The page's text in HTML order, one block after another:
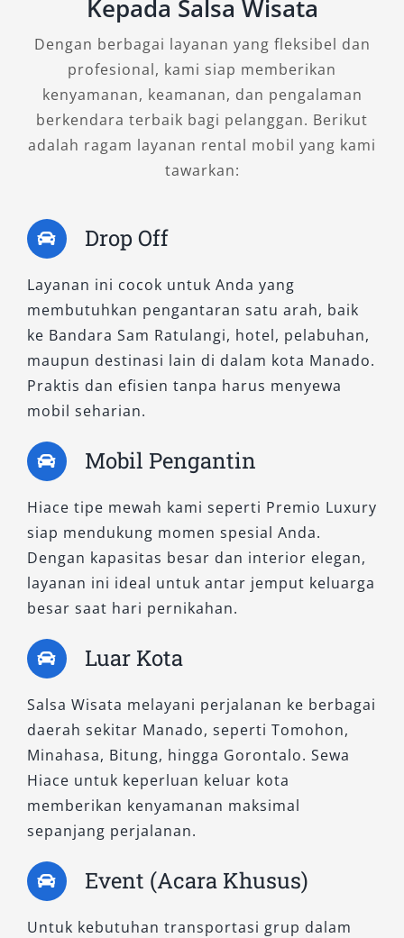
Premio Luxury sangat ideal digunakan sebagai
kendaraan antar jemput tamu penting dari
Bandara Sam Ratulangi, atau untuk kebutuhan
charter dengan sopir yang profesional. Anda
juga dapat memilih layanan lepas kunci jika
lebih menyukai privasi penuh. Tipe ini tersedia
perjalanan keluar kota.
3. HiAce Commuter
Sebagai tipe Hiace yang paling populer, HiAce
Commuter tetap menjadi andalan dalam
layanan rental mobil Hiace Manado karena
ketangguhan dan kapasitasnya. Dapat
mengangkut hingga 15 penumpang dengan
nyaman, Commuter cocok untuk kegiatan
pariwisata kelompok, study tour, hingga
Didukung mesin bertenaga dan konsumsi
bahan bakar yang efisien, HiAce Commuter
menjadi pilihan sewa Hiace Manado murah
yang tetap memprioritaskan kenyamanan.
Armada ini sangat fleksibel untuk berbagai
rute, termasuk ke lokasi-lokasi wisata unggulan
Dengan berbagai pilihan tipe Hiace mulai dari
Premio, Premio Luxury, hingga Commuter,
Salsa Wisata siap memberikan pengalaman
terbaik dalam setiap perjalanan Anda.
Didukung layanan profesional, sopir
kami hadir sebagai mitra terpercaya dalam
sewa mobil dan rental mobil Hiace Manado.
Kepada Salsa Wisata
Dengan berbagai layanan yang fleksibel dan
profesional, kami siap memberikan
kenyamanan, keamanan, dan pengalaman
berkendara terbaik bagi pelanggan. Berikut
adalah ragam layanan rental mobil yang kami
tawarkan:
Drop Off
Layanan ini cocok untuk Anda yang
membutuhkan pengantaran satu arah, baik
ke Bandara Sam Ratulangi, hotel, pelabuhan,
maupun destinasi lain di dalam kota Manado.
Praktis dan efisien tanpa harus menyewa
mobil seharian.
Mobil Pengantin
Hiace tipe mewah kami seperti Premio Luxury
siap mendukung momen spesial Anda.
Dengan kapasitas besar dan interior elegan,
layanan ini ideal untuk antar jemput keluarga
besar saat hari pernikahan.
Luar Kota
Salsa Wisata melayani perjalanan ke berbagai
daerah sekitar Manado, seperti Tomohon,
Minahasa, Bitung, hingga Gorontalo. Sewa
Hiace untuk keperluan keluar kota
memberikan kenyamanan maksimal
sepanjang perjalanan.
Event (Acara Khusus)
Untuk kebutuhan transportasi grup dalam